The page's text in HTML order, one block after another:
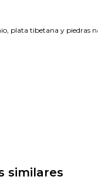
plata tibetana y piedras
similares